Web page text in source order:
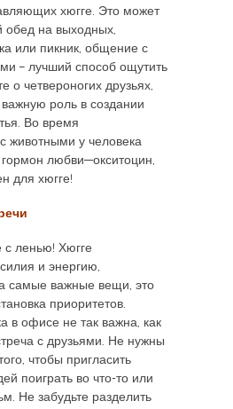
хюгге. Это может
обед на выходных,
или пикник, общение с
– лучший способ ощутить
о четвероногих друзьях,
роль в создании
Во время
животными у человека
любви—окситоцин,
для хюгге!
с ленью! Хюгге
и энергию,
самые важные вещи, это
приоритетов.
в офисе не так важна, как
с друзьями. Не нужны
чтобы пригласить
поиграть во что-то или
Не забудьте разделить